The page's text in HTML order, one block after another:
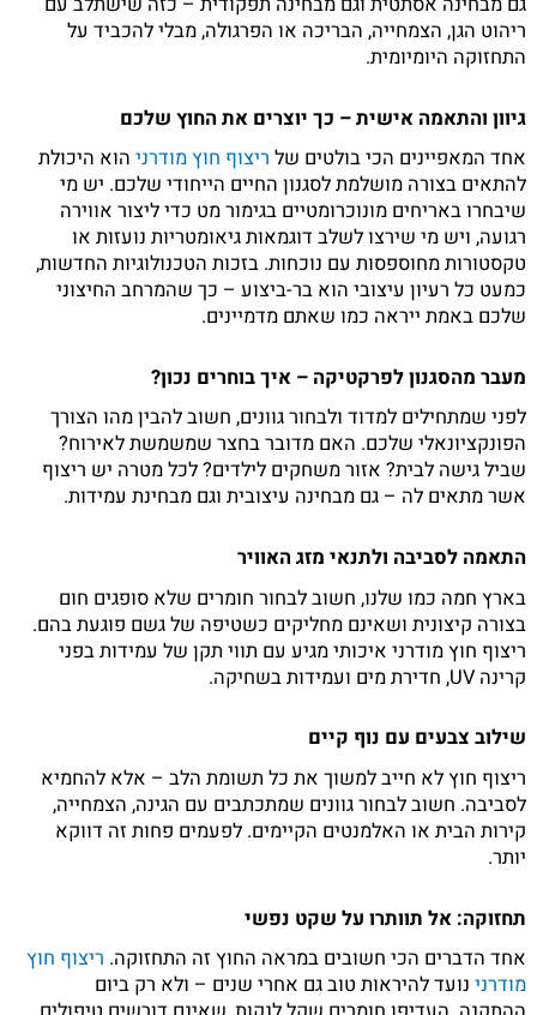
ריהוט הגן, הצמחייה, הבריכה או הפרגולה, מבלי להכביד על
התחזוקה היומיומית.
גיוון והתאמה אישית – כך יוצרים את החוץ שלכם
אחד המאפיינים הכי בולטים של ריצוף חוץ מודרניהוא היכולת
להתאים בצורה מושלמת לסגנון החיים הייחודי שלכם. יש מי
שיבחרו באריחים מונוכרומטיים בגימור מט כדי ליצור אווירה
רגועה, ויש מי שירצו לשלב דוגמאות גיאומטריות נועזות או
טקסטורות מחוספסות עם נוכחות. בזכות הטכנולוגיות החדשות,
כמעט כל רעיון עיצובי הוא בר-ביצוע – כך שהמרחב החיצוני
שלכם באמת ייראה כמו שאתם מדמיינים.
מעבר מהסגנון לפרקטיקה – איך בוחרים נכון?
לפני שמתחילים למדוד ולבחור גוונים, חשוב להבין מהו הצורך
הפונקציונאלי שלכם. האם מדובר בחצר שמשמשת לאירוח?
שביל גישה לבית? אזור משחקים לילדים? לכל מטרה יש ריצוף
אשר מתאים לה – גם מבחינה עיצובית וגם מבחינת עמידות.
התאמה לסביבה ולתנאי מזג האוויר
בארץ חמה כמו שלנו, חשוב לבחור חומרים שלא סופגים חום
בצורה קיצונית ושאינם מחליקים כשטיפה של גשם פוגעת בהם.
ריצוף חוץ מודרני איכותי מגיע עם תווי תקן של עמידות בפני
קרינה UV, חדירת מים ועמידות בשחיקה.
שילוב צבעים עם נוף קיים
ריצוף חוץ לא חייב למשוך את כל תשומת הלב – אלא להחמיא
לסביבה. חשוב לבחור גוונים שמתכתבים עם הגינה, הצמחייה,
קירות הבית או האלמנטים הקיימים. לפעמים פחות זה דווקא
יותר.
תחזוקה: אל תוותרו על שקט נפשי
אחד הדברים הכי חשובים במראה החוץ זה התחזוקה. ריצוף חוץ
מודרנינועד להיראות טוב גם אחרי שנים – ולא רק ביום